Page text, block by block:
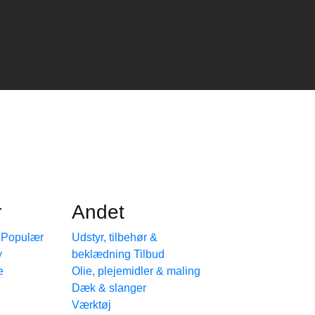
Andet
Udstyr, tilbehør &
beklædning
Olie, plejemidler & maling
Dæk & slanger
Værktøj